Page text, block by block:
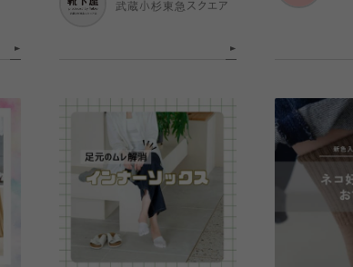
武蔵小杉東急スクエア